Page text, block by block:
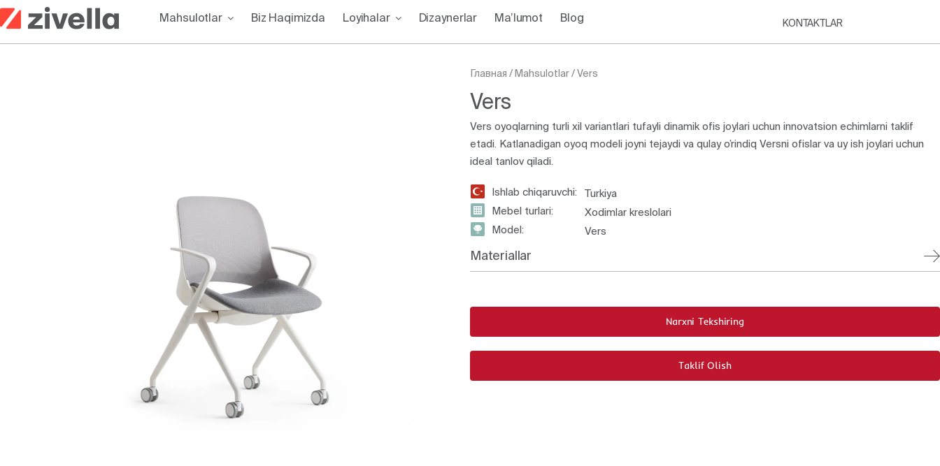
Skip
to
content
Mahsulotlar Biz Haqimizda Loyihalar Dizaynerlar Ma’lumot Blog KONTAKTLAR
Главная / Mahsulotlar/Vers
Vers
Vers oyoqlarning turli xil variantlari tufayli dinamik ofis joylari uchun innovatsion echimlarni taklif
etadi. Katlanadigan oyoq modeli joyni tejaydi va qulay o’rindiq Versni ofislar va uy ish joylari uchun
ideal tanlov qiladi.
Ishlab chiqaruvchi:
Turkiya
Mebel turlari:
Xodimlar kreslolari
Model:
Vers
Materiallar
Narxni Tekshiring
Taklif Olish